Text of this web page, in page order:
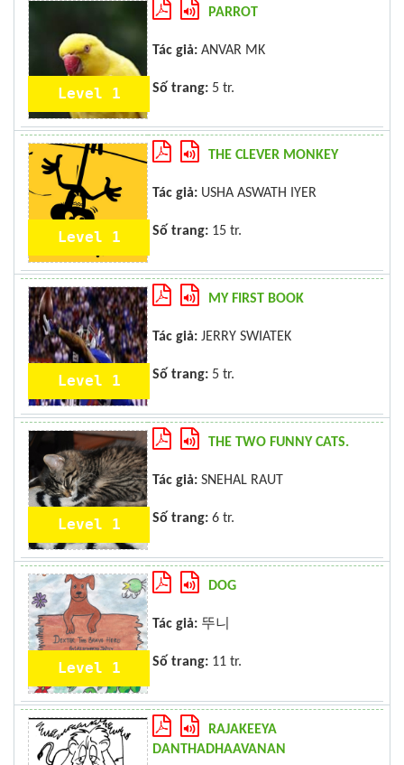
Level 1
PARROT
Tác giả: ANVAR MK
Số trang: 5 tr.
Level 1
THE CLEVER MONKEY
Tác giả: USHA ASWATH IYER
Số trang: 15 tr.
Level 1
MY FIRST BOOK
Tác giả: JERRY SWIATEK
Số trang: 5 tr.
Level 1
THE TWO FUNNY CATS.
Tác giả: SNEHAL RAUT
Số trang: 6 tr.
Level 1
DOG
Tác giả: 뚜니
Số trang: 11 tr.
RAJAKEEYA
DANTHADHAAVANAN